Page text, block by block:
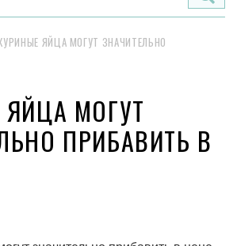
ЯЙЦА МОГУТ ЗНАЧИТЕЛЬНО
МОГУТ
ПРИБАВИТЬ В